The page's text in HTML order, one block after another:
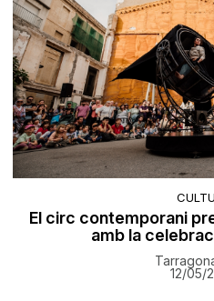
El circ contemporani
amb la
12/05/